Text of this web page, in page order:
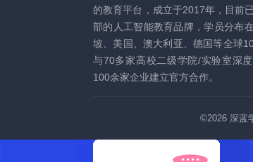
的教育平台，成立于2017年，目前
部的人工智能教育品牌，学员分布
坡、美国、澳大利亚、德国等全球
与70多家高校二级学院/实验室深
100余家企业建立官方合作。
©2026 深蓝